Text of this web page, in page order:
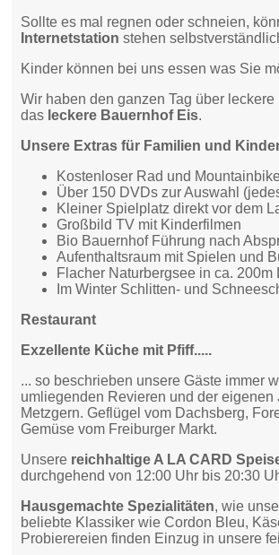
Sollte es mal regnen oder schneien,
Internetstation stehen
Kinder können bei uns essen was Sie
Wir haben den ganzen Tag über
das leckere Bauernhof Eis.
Unsere Extras für Familien und
Kostenloser Rad und
Über 150 DVDs zur Auswahl
Kleiner Spielplatz direkt vor dem
Großbild TV mit Kinderfilmen
Bio Bauernhof Führung nach
Aufenthaltsraum mit Spielen und
Flacher Naturbergsee in ca.
Im Winter Schlitten- und
Restaurant
Exzellente Küche mit Pfiff.....
... so beschrieben unsere Gäste immer
umliegenden Revieren und der
Metzgern. Geflügel vom Dachsberg,
Gemüse vom Freiburger Markt.
Unsere reichhaltige A LA CARD
durchgehend von 12:00 Uhr bis 20:30
Hausgemachte Spezialitäten, wie
beliebte Klassiker wie Cordon Bleu,
Probierereien finden Einzug in unsere